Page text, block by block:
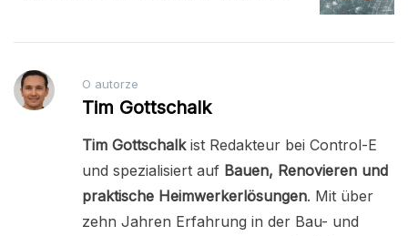
O autorze
Tim Gottschalk
Tim Gottschalkist Redakteur bei Control-E
und spezialisiert auf Bauen, Renovieren und
praktische Heimwerkerlösungen. Mit über
zehn Jahren Erfahrung in der Bau- und